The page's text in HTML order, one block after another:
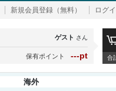
新規会員登録（無料） ログ
ゲスト さん
保有ポイント ---pt 合
海外